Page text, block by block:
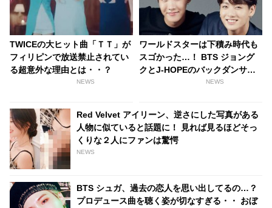
TWICEの大ヒット曲「ＴＴ」が
フィリピンで放送禁止されてい
る超意外な理由とは・・？
NEWS
ワールドスターは下積み時代も
スゴかった…！ BTS ジョング
クとJ-HOPEのバックダンサー
時代の映像が話題に！ 当時から
見せつける姿に感動
NEWS
Red Velvet アイリーン、逆さにした写真がある
人物に似ていると話題に！ 見れば見るほどそっ
くりな２人にファンは驚愕
NEWS
BTS シュガ、過去の恋人を思い出してるの…？
プロデュース曲を聴く姿が切なすぎる・・ おぼ